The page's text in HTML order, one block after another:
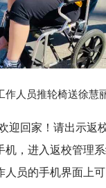
作人员推轮椅送徐慧
迎回家！请出示返
机，进入返校管理
人员的手机界面上